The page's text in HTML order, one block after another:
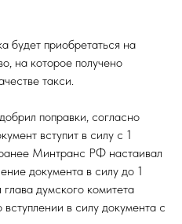
будет приобретаться на
на которое получено
такси.
поправки, согласно
вступит в силу с 1
Минтранс РФ настаивал
документа в силу до 1
думского комитета
в силу документа с